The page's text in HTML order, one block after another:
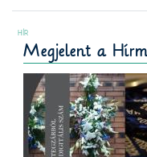
Megjelent a